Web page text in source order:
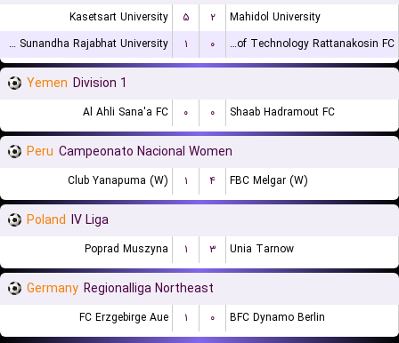
Kasetsart University ۵ ۲
Mahidol University
Suan Sunandha Rajabhat University
۱ ۰ Rajamangala University of Technology Rattanakosin FC
Yemen Division 1
Al Ahli Sana'a FC ۰ ۰ Shaab Hadramout FC
Peru Campeonato Nacional Women
Club Yanapuma (W) ۱ ۴ FBC Melgar (W)
Poland IV Liga
Poprad Muszyna ۱ ۳ Unia Tarnow
Germany Regionalliga Northeast
FC Erzgebirge Aue ۱ ۰ BFC Dynamo Berlin